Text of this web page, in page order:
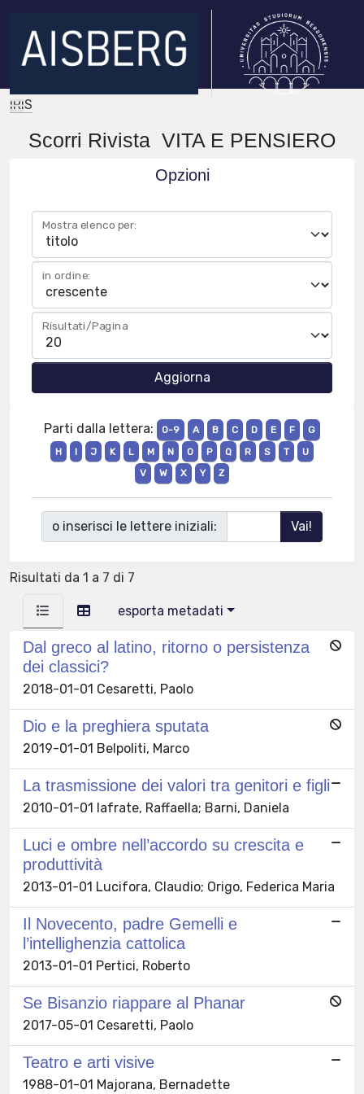
IRIS
Scorri Rivista VITA E PENSIERO
Opzioni
Mostra elenco per:
in ordine:
Risultati/Pagina
Parti dalla lettera: 0-9 A B C D E F
G
H
I J K L M N O P Q R S T
U
V
W X Y Z
o inserisci le lettere iniziali:
Risultati da 1 a 7 di 7
esporta metadati
Dal greco al latino, ritorno o persistenza
dei classici?
2018-01-01 Cesaretti, Paolo
Dio e la preghiera sputata
2019-01-01 Belpoliti, Marco
La trasmissione dei valori tra genitori e figli
2010-01-01 Iafrate, Raffaella; Barni, Daniela
Luci e ombre nell’accordo su crescita e
produttività
2013-01-01 Lucifora, Claudio; Origo, Federica Maria
Il Novecento, padre Gemelli e
l’intellighenzia cattolica
2013-01-01 Pertici, Roberto
Se Bisanzio riappare al Phanar
2017-05-01 Cesaretti, Paolo
Teatro e arti visive
1988-01-01 Majorana, Bernadette